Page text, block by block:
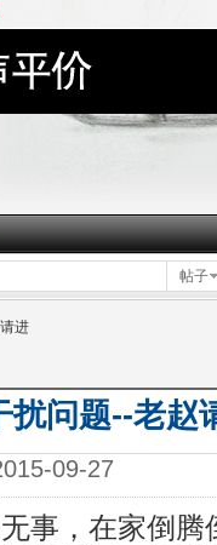
帖子
进
扰问题--老赵
09-27
事，在家倒